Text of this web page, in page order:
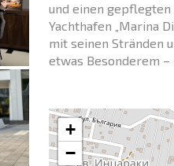
und einen
Yachthafen „Marina
mit seinen Stränden
etwas Besonderem
+
−